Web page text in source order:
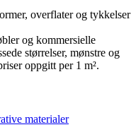
overflater og tykkelser
og kommersielle
størrelser, mønstre og
oppgitt per 1 m².
materialer